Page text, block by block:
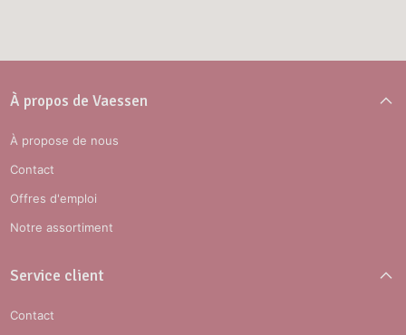
À propos de Vaessen
À propose de nous
Contact
Offres d'emploi
Notre assortiment
Service client
Contact